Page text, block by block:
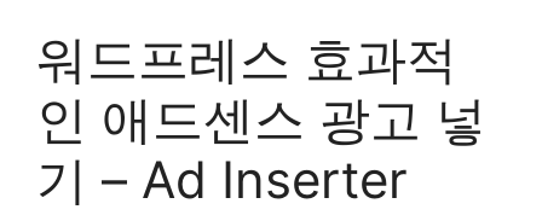
워드프레스 효과적
인 애드센스 광고 넣
기 – Ad Inserter